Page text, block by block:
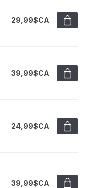
29,99$CA
39,99$CA
24,99$CA
39,99$CA